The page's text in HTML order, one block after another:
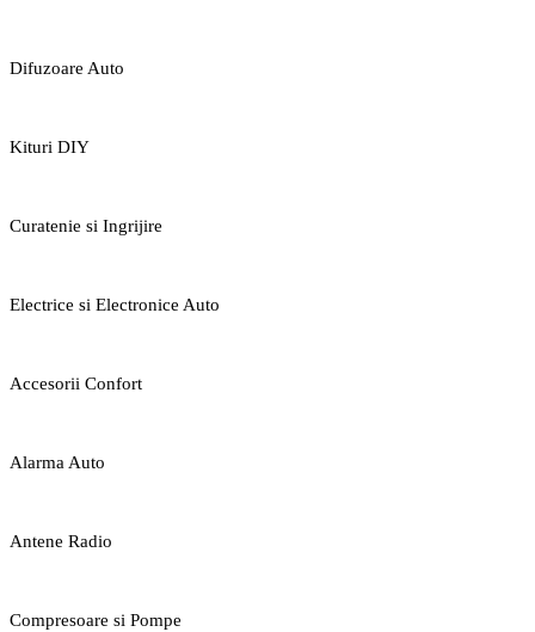
Difuzoare Auto
Kituri DIY
Curatenie si Ingrijire
Electrice si Electronice Auto
Accesorii Confort
Alarma Auto
Antene Radio
Compresoare si Pompe